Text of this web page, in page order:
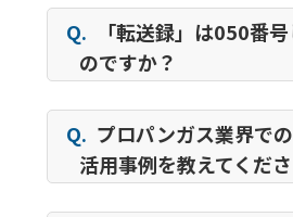
Q.
「転送録」は050番
のですか？
Q. プロパンガス業界で
活用事例を教えてくだ